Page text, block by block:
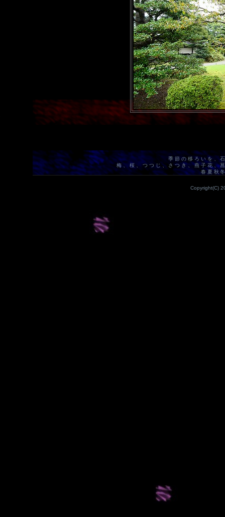
季節の移ろいを、
梅、桜、つつじ、さつき、燕子花、
春夏秋
Copyright(C)